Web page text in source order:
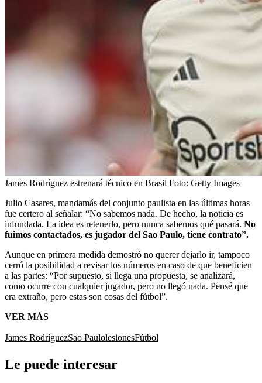
James Rodríguez estrenará técnico en Brasil Foto: Getty Images
Julio Casares, mandamás del conjunto paulista en las últimas horas
fue certero al señalar: “No sabemos nada. De hecho, la noticia es
infundada. La idea es retenerlo, pero nunca sabemos qué pasará. No
fuimos contactados, es jugador del Sao Paulo, tiene contrato”.
Aunque en primera medida demostró no querer dejarlo ir, tampoco
cerró la posibilidad a revisar los números en caso de que beneficien
a las partes: “Por supuesto, si llega una propuesta, se analizará,
como ocurre con cualquier jugador, pero no llegó nada. Pensé que
era extraño, pero estas son cosas del fútbol”.
VER MÁS
James RodríguezSao PaulolesionesFútbol
Le puede interesar